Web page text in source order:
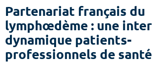
Partenariat français du
lymphœdème : une
dynamique patients-
professionnels de santé